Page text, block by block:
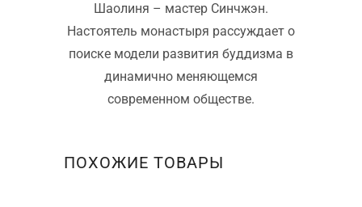
Шаолиня – мастер Синчжэн.
Настоятель монастыря рассуждает о
поиске модели развития буддизма в
динамично меняющемся
современном обществе.
ПОХОЖИЕ ТОВАРЫ